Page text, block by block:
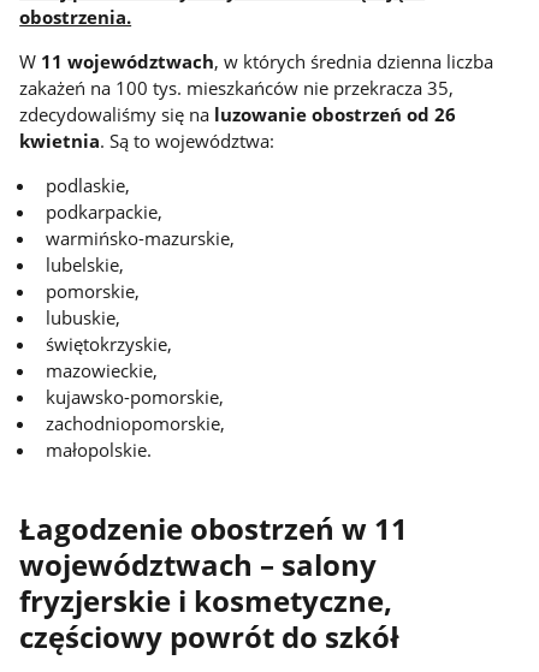
obostrzenia.
W 11 województwach, w których średnia dzienna liczba
zakażeń na 100 tys. mieszkańców nie przekracza 35,
zdecydowaliśmy się na luzowanie obostrzeń od 26
kwietnia. Są to województwa:
podlaskie,
podkarpackie,
warmińsko-mazurskie,
lubelskie,
pomorskie,
lubuskie,
świętokrzyskie,
mazowieckie,
kujawsko-pomorskie,
zachodniopomorskie,
małopolskie.
Łagodzenie obostrzeń w 11
województwach – salony
fryzjerskie i kosmetyczne,
częściowy powrót do szkół